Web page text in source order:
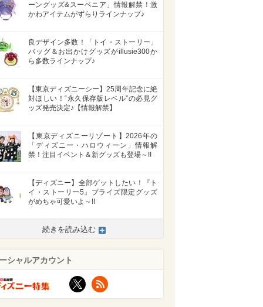
ーングッズ&スーベニア」情報解禁！激
かわアイテムがずらりラインナップ♪
良デザイン多数！「トイ・ストーリー」
バッグ＆お出かけグッズがillusie300か
ら多数ラインナップ♪
【東京ディズニーシー】25周年記念に絶
対ほしい！“永久保存版レベル”の必見グ
ッズ発売決定♪【情報解禁】
【東京ディズニーリゾート】2026年の
「ディズニー・ハロウィーン」情報解
禁！注目イベント＆新グッズも登場～!!
【ディズニー】全部ゲットしたい！『ト
イ・ストーリー5』プライズ限定グッズ
がめちゃ可愛いよ～!!
続きを読み込む
シャルアカウント
X